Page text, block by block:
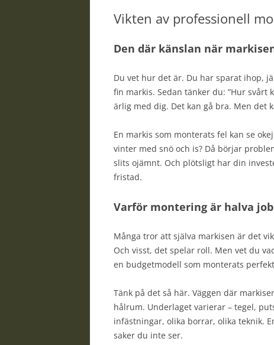
Vikten av professionell
Den där känslan när
Du vet hur det är. Du har sparat ihop,
fin markis. Sedan tänker du: ”Hur svårt
ärlig med dig. Det kan gå bra. Men det
En markis som monterats fel kan se
vinter med snö och is? Då börjar
slits ojämnt. Och plötsligt har din
fristad.
Varför montering är halva
Många tror att själva markisen är det
Och visst, det spelar roll. Men vet du
en budgetmodell som monterats
Tänk på det så här. Väggen där
hålrum. Underlaget varierar – tegel,
infästningar, olika borrar, olika teknik.
saker du inte ser.